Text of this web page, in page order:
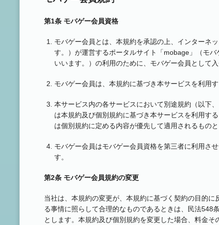
第1条 モバゲー会員資格
モバゲー会員とは、本規約を承認の上、インターネ
す。）が運営するポータルサイト「mobage」（モ
いいます。）の利用のために、モバゲー会員として
モバゲー会員は、本規約に基づき本サービスを利用
本サービス内の各サービスにおいて別途規約（以下
は本規約及び個別規約に基づき本サービスを利用す
は個別規約に定める内容が優先して適用されるもの
モバゲー会員はモバゲー会員資格を第三者に利用さ
す。
第2条 モバゲー会員規約の変更
当社は、本規約の変更が、本規約に基づく契約の目的
る事情に照らして合理的なものであるときは、民法548
とします。本規約及び個別規約を変更した場合、料金